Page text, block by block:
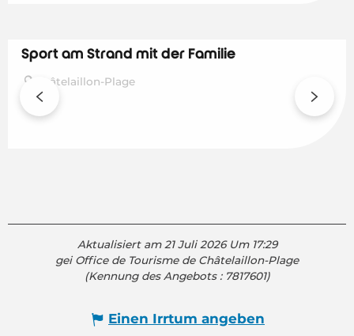
Sport am Strand mit der Familie
Châtelaillon-Plage
Aktualisiert am 21 Juli 2026 Um 17:29
gei Office de Tourisme de Châtelaillon-Plage
(Kennung des Angebots : 7817601)
Einen Irrtum angeben